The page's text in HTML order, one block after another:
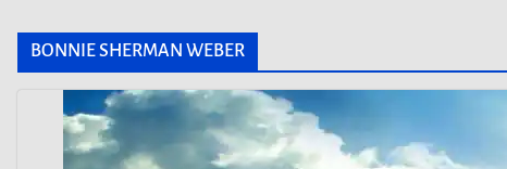
BONNIE SHERMAN WEBER